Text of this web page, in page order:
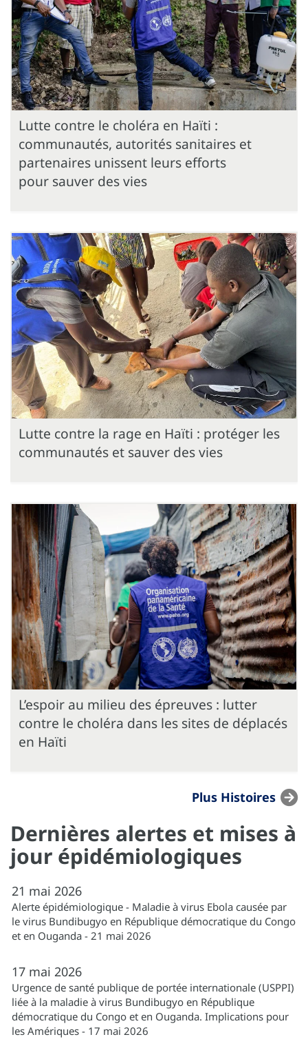
Lutte contre le choléra en Haïti :
communautés, autorités sanitaires et
partenaires unissent leurs efforts
pour sauver des vies
Lutte contre la rage en Haïti : protéger les
communautés et sauver des vies
L’espoir au milieu des épreuves : lutter
contre le choléra dans les sites de déplacés
en Haïti
Plus Histoires
Dernières alertes et mises à
jour épidémiologiques
21 mai 2026
Alerte épidémiologique - Maladie à virus Ebola causée par
le virus Bundibugyo en République démocratique du Congo
et en Ouganda - 21 mai 2026
17 mai 2026
Urgence de santé publique de portée internationale (USPPI)
liée à la maladie à virus Bundibugyo en République
démocratique du Congo et en Ouganda. Implications pour
les Amériques - 17 mai 2026